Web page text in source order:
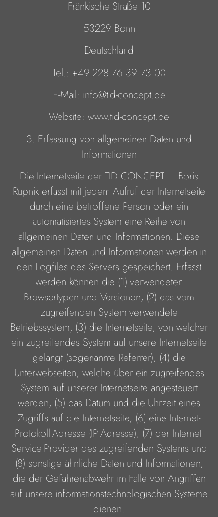
Fränkische Straße 10
53229 Bonn
Deutschland
Tel.: +49 228 76 39 73 00
E-Mail: info@tid-concept.de
Website: www.tid-concept.de
3. Erfassung von allgemeinen Daten und
Informationen
Die Internetseite der TID CONCEPT – Boris
Rupnik erfasst mit jedem Aufruf der Internetseite
durch eine betroffene Person oder ein
automatisiertes System eine Reihe von
allgemeinen Daten und Informationen. Diese
allgemeinen Daten und Informationen werden in
den Logfiles des Servers gespeichert. Erfasst
werden können die (1) verwendeten
Browsertypen und Versionen, (2) das vom
zugreifenden System verwendete
Betriebssystem, (3) die Internetseite, von welcher
ein zugreifendes System auf unsere Internetseite
gelangt (sogenannte Referrer), (4) die
Unterwebseiten, welche über ein zugreifendes
System auf unserer Internetseite angesteuert
werden, (5) das Datum und die Uhrzeit eines
Zugriffs auf die Internetseite, (6) eine Internet-
Protokoll-Adresse (IP-Adresse), (7) der Internet-
Service-Provider des zugreifenden Systems und
(8) sonstige ähnliche Daten und Informationen,
die der Gefahrenabwehr im Falle von Angriffen
auf unsere informationstechnologischen Systeme
dienen.